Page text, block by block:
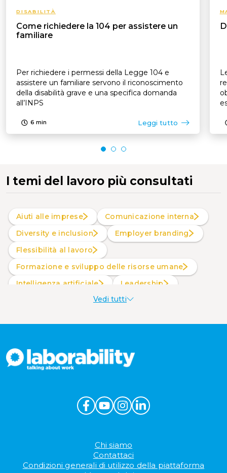
DISABILITÀ
Come richiedere la 104 per assistere un
familiare
Per richiedere i permessi della Legge 104 e
assistere un familiare servono il riconoscimento
della disabilità grave e una specifica domanda
all’INPS
6 min Leggi tutto
I temi del lavoro più consultati
Aiuti alle imprese
Comunicazione interna
Diversity e inclusion
Employer branding
Flessibilità al lavoro
Formazione e sviluppo delle risorse umane
intelligenza artificiale
Leadership
Produttività al lavoroVedi tutti
Chi siamo
Contattaci
Condizioni generali di utilizzo della piattaforma